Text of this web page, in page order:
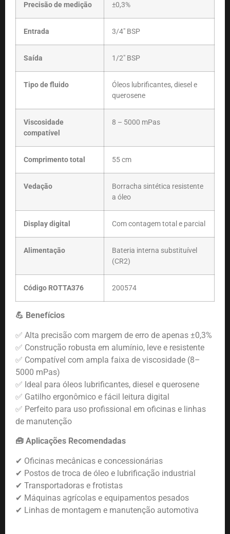
Precisão de medição ±0,3%
Entrada 3/4″ BSP
Saída 1/2″ BSP
Tipo de fluido
Óleos lubrificantes, diesel e
querosene
Viscosidade
compatível
8 – 5000 mPas
Comprimento total 55 cm
Vedação
Borracha sintética resistente
a óleo
Display digital Com contagem total e parcial
Alimentação
Bateria interna substituível
(CR2)
Código ROTTA376 200574
💪 Benefícios
✅ Alta precisão com margem de erro de apenas ±0,3%
✅ Construção robusta em alumínio, leve e resistente
✅ Compatível com ampla faixa de viscosidade (8–
5000 mPas)
✅ Ideal para óleos lubrificantes, diesel e querosene
✅ Gatilho ergonômico e fácil leitura digital
✅ Perfeito para uso profissional em oficinas e linhas
de manutenção
🧰 Aplicações Recomendadas
✔ Oficinas mecânicas e concessionárias
✔ Postos de troca de óleo e lubrificação industrial
✔ Transportadoras e frotistas
✔ Máquinas agrícolas e equipamentos pesados
✔ Linhas de montagem e manutenção automotiva